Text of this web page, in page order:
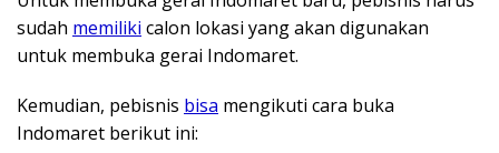
sudah memiliki calon lokasi yang akan digunakan
untuk membuka gerai Indomaret.
Kemudian, pebisnis bisa mengikuti cara buka
Indomaret berikut ini: